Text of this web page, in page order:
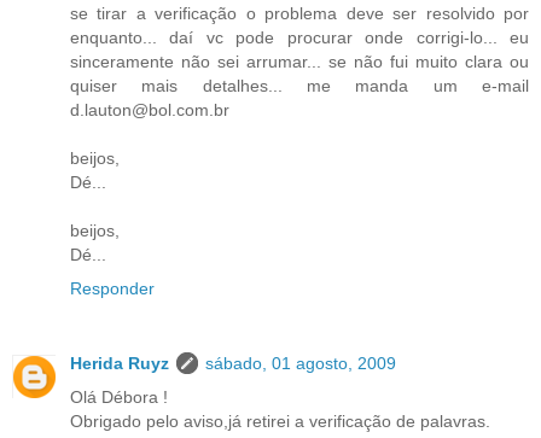
se tirar a verificação o problema deve ser resolvido por
enquanto... daí vc pode procurar onde corrigi-lo... eu
sinceramente não sei arrumar... se não fui muito clara ou
quiser mais detalhes... me manda um e-mail
d.lauton@bol.com.br
beijos,
Dé...
beijos,
Dé...
Responder
Herida Ruyz
sábado, 01 agosto, 2009
Olá Débora !
Obrigado pelo aviso,já retirei a verificação de palavras.